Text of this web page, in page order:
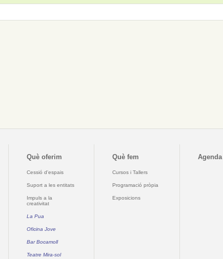
Què oferim
Cessió d'espais
Suport a les entitats
Impuls a la
creativitat
La Pua
Oficina Jove
Bar Bocamoll
Teatre Mira-sol
Què fem
Cursos i Tallers
Programació pròpia
Exposicions
Agenda